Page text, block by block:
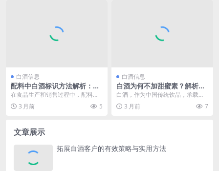
白酒信息
配料中白酒标识方法解析：规
范、要点与注意事项
在食品生产和销售过程中，配料标
识是至关重要的一环，它不仅关乎
消费者的知情权，还与...
3 月前 5
白酒信息
白酒为何不加甜蜜素？解析背
后的酿造奥秘与安全考量
白酒，作为中国传统饮品，承载着
悠久的历史和深厚的文化底蕴。在
白酒的酿造过程中，有...
3 月前 7
文章展示
拓展白酒客户的有效策略与实用方法